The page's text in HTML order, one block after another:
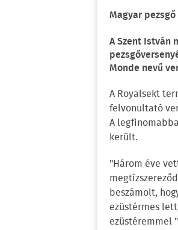
Magyar
A Szent István
Monde nevű
A Royalsekt
felvonultató
A
került.
"Három éve
beszámolt,
ezüstérmes
ezüstéremmel